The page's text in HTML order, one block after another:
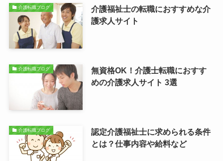
介護転職ブログ
介護福祉士の転職におすすめな介
護求人サイト
介護転職ブログ
無資格OK！介護士転職におすす
めの介護求人サイト 3選
介護転職ブログ
認定介護福祉士に求められる条件
とは？仕事内容や給料など